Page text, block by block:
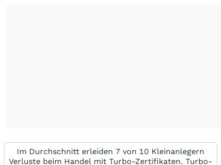
Im Durchschnitt erleiden 7 von 10 Kleinanlegern
Verluste beim Handel mit Turbo-Zertifikaten. Turbo-